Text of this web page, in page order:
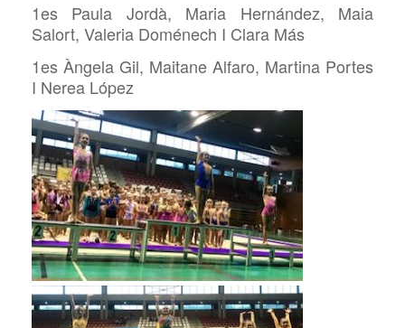
1es Paula Jordà, Maria Hernández, Maia
Salort, Valeria Doménech I Clara Más
1es Àngela Gil, Maitane Alfaro, Martina Portes
I Nerea López